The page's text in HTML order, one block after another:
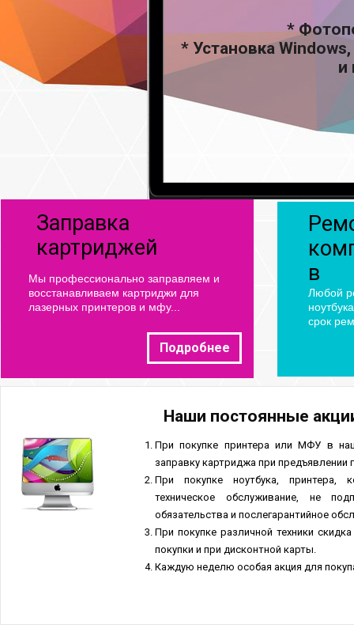
*
* Установка
и
Заправка
картриджей
Мы профессионально заправляем и
восстанавливаем картриджи для
лазерных принтеров и мфу...
Подробнее
в
Любой
срок
Наши постоянные
При покупке принтера или МФУ в
заправку картриджа при предъявлении
При покупке ноутбука, принтера,
техническое обслуживание, не
обязательства и послегарантийное
При покупке различной техники
покупки и при дисконтной карты.
Каждую неделю особая акция для